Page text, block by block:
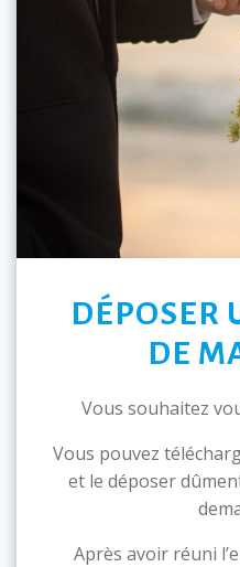
DÉPOSER
DE
Vous souhaitez
Vous pouvez
et le déposer
Après avoir réuni